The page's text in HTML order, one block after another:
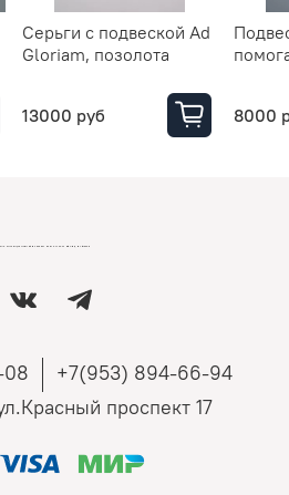
Серьги с подвеской Ad
Gloriam, позолота
13000 руб 8000
+7(953) 894-66-94
проспект 17
МАГАЗИН УКРАШЕНИЙ ИЗ СЕРЕБРА И ЗОЛОТА РОССИЙСКИХ ДИЗАЙНЕРОВ